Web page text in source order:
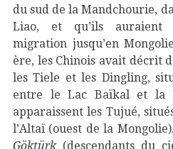
du sud de la Mandchourie,
Liao, et qu’ils auraient
migration jusqu’en
ère, les Chinois avait décrit
les Tiele et les Dingling,
entre le Lac Baïkal et la
apparaissent les Tujué,
l’Altaï (ouest de la
Göktürk(descendants du